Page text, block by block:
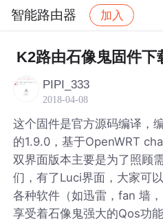
智能路由器 加入
社区 智能路由器 帖子
K2路由石像鬼固件下
PIPI_333
2018-04-08
这个固件是官方源码编译，
的1.9.0，基于OpenWRT
双界面版本主要是为了照顾
们，有了Luci界面，大家可
各种软件（如迅雷，fan 墙
享受着石像鬼强大的Qos功能